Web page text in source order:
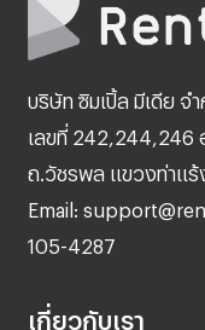
บริษัท ซิมเปิ้ล มีเดีย จำ
เลขที่ 242,244,246
ถ.วัชรพล แขวงท่าแร้
Email:
105-4287
เกี่ยวกับเรา